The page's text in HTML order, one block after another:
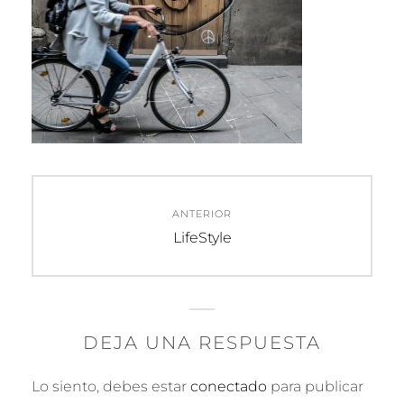
entradas
ANTERIOR
Entrada
LifeStyle
DEJA UNA RESPUESTA
Lo siento, debes estar conectado para publicar